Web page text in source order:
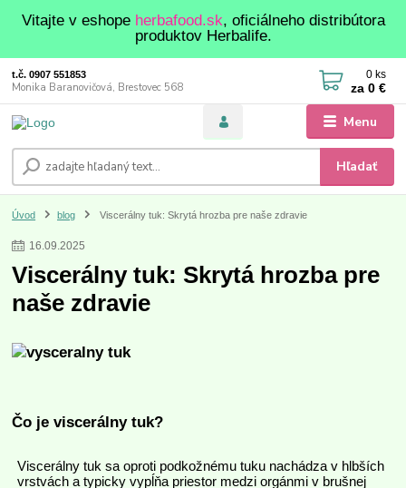
Vitajte v eshope herbafood.sk, oficiálneho distribútora
produktov Herbalife.
Menu
Hľadať
t.č. 0907 551853
Monika Baranovičová, Brestovec 568
0ks
za 0 €
Úvod blog Viscerálny tuk: Skrytá hrozba pre naše zdravie
16 09 2025
Viscerálny tuk: Skrytá hrozba pre
naše zdravie
Čo je viscerálny tuk?
Viscerálny tuk sa oproti podkožnému tuku nachádza v hlbších
vrstvách a typicky vypĺňa priestor medzi orgánmi v brušnej